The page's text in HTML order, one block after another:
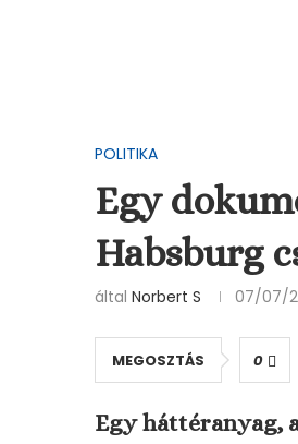
POLITIKA
Egy
Habsburg
által Norbert S 07/07/
MEGOSZTÁS 0
Egy háttéranyag,